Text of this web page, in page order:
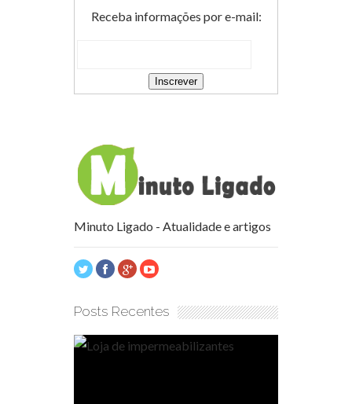
Receba informações por e-mail:
Minuto Ligado - Atualidade e artigos
Posts Recentes